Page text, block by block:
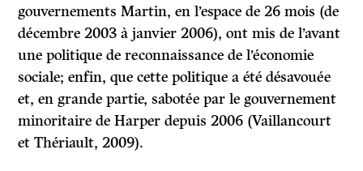
gouvernements Martin, en l’espace de 26 mois (de
décembre 2003 à janvier 2006), ont mis de l’avant
une politique de reconnaissance de l’économie
sociale; enfin, que cette politique a été désavouée
et, en grande partie, sabotée par le gouvernement
minoritaire de Harper depuis 2006 (Vaillancourt
et Thériault, 2009).